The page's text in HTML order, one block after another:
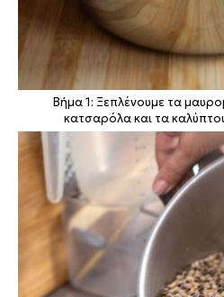
Βήμα 1: Ξεπλένουμε τα
κατσαρόλα και τα